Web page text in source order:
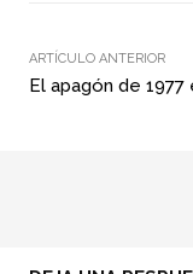
ARTÍCULO ANTERIOR
El apagón de